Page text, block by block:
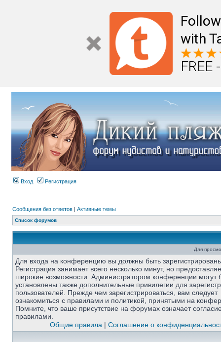
with
FREE
Вход Регистрация
Сообщения без ответов | Активные темы
Список форумов
Для
Для входа на конференцию вы должны быть
Регистрация занимает всего несколько минут, но
широкие возможности. Администратором конференции могут
установлены также дополнительные привилегии для
пользователей. Прежде чем зарегистрироваться, вам следует
ознакомиться с правилами и политикой, принятыми на
Помните, что ваше присутствие на форумах означает
правилами.
Общие правила | Соглашение о